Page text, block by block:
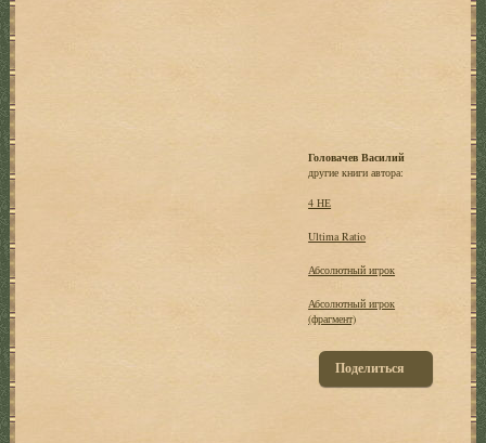
Головачев Василий
другие книги автора:
4 НЕ
Ultima Ratio
Абсолютный игрок
Абсолютный игрок
(фрагмент)
Поделиться